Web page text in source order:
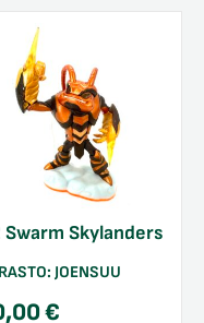
Swarm Skylanders
JOENSUU
€